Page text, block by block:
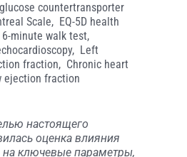
countertransporter
Scale, EQ-5D health
6-minute walk test,
Left
fraction, Chronic heart
ejection fraction
настоящего
оценка влияния
на ключевые параметры,